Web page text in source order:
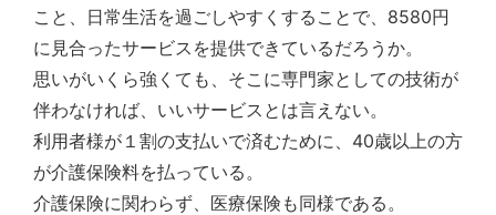
こと、日常生活を過ごしやすくすることで、8580円
に見合ったサービスを提供できているだろうか。
思いがいくら強くても、そこに専門家としての技術が
伴わなければ、いいサービスとは言えない。
利用者様が１割の支払いで済むために、40歳以上の方
が介護保険料を払っている。
介護保険に関わらず、医療保険も同様である。